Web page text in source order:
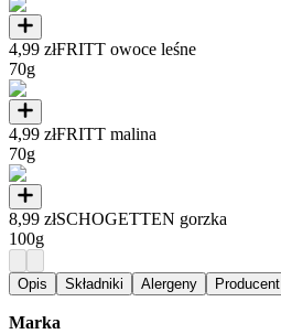
4,99 złFRITT owoce leśne
70g
4,99 złFRITT malina
70g
8,99 złSCHOGETTEN gorzka
100g
Opis Składniki Alergeny Producent
Marka